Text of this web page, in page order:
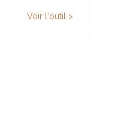
Voir l'outil >